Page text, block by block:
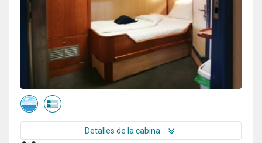
Greenland experience
por William Francis El Ártico
We've been waiting since 2020 to do this expedition and
almost didn't make this one because of medical issues. I
want to take special note of the Service Manager,
Alfredo who went above and beyond in making us feel
welcome aboard. Also kudos to the chef Khabir for his
excellent variety of well prepared meals. Thanks also
Captain Joachim for his safe guiding in these pristine
waters. Thanks again for a special memory. Bill and
Detalles de la cabina